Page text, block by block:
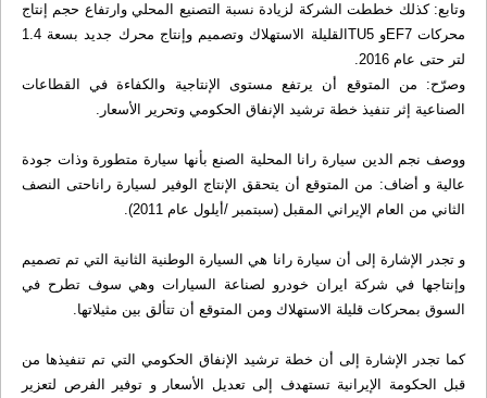
وتابع: كذلك خططت الشركة لزيادة نسبة التصنيع المحلي وارتفاع حجم إنتاج
محركات EF7و TU5القليلة الاستهلاك وتصميم وإنتاج محرك جديد بسعة 1.4
لتر حتى عام 2016.
وصرّح: من المتوقع أن يرتفع مستوى الإنتاجية والكفاءة في القطاعات
الصناعية إثر تنفيذ خطة ترشيد الإنفاق الحكومي وتحرير الأسعار.
ووصف نجم الدين سيارة رانا المحلية الصنع بأنها سيارة متطورة وذات جودة
عالية و أضاف: من المتوقع أن يتحقق الإنتاج الوفير لسيارة راناحتى النصف
الثاني من العام الإيراني المقبل (سبتمبر /أيلول عام 2011).
و تجدر الإشارة إلى أن سيارة رانا هي السيارة الوطنية الثانية التي تم تصميم
وإنتاجها في شركة ايران خودرو لصناعة السيارات وهي سوف تطرح في
السوق بمحركات قليلة الاستهلاك ومن المتوقع أن تتألق بين مثيلاتها.
كما تجدر الإشارة إلى أن خطة ترشيد الإنفاق الحكومي التي تم تنفيذها من
قبل الحكومة الإيرانية تستهدف إلى تعديل الأسعار و توفير الفرص لتعزير